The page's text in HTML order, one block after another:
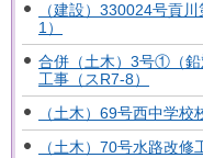
（建設）330024号貢
1）
合併（土木）3号①（
工事（スR7-8）
（土木）69号西中学校
（土木）70号水路改修